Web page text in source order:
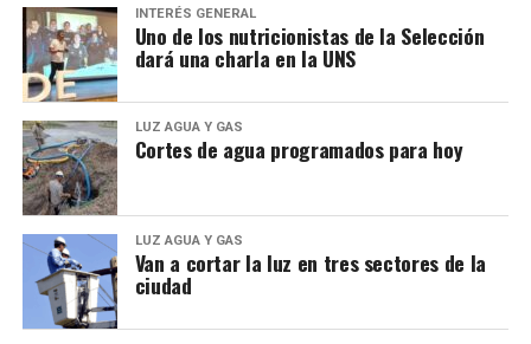
y territoriales de los pueblos indígenas.
con el tradicional peine fino.
No hay evidencia científica de que puedan eliminarse
con remedios caseros, como la mayonesa, el aceite de
oliva o sustancias similares. Y menos que menos con
combustibles como el kerosene, que pueden ocasionar
daños en el cuero cabelludo.
Cómo protegerse
Para evitarlos, lo mejor es prevenir y aplicar repelentes
en el cabello.
INTERÉS GENERAL
Uno de los nutricionistas de la Selección
dará una charla en la UNS
LUZ AGUA Y GAS
Cortes de agua programados para hoy
LUZ AGUA Y GAS
Van a cortar la luz en tres sectores de la
ciudad